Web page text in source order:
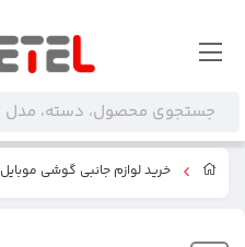
خرید لوازم جانبی گوشی موبایل